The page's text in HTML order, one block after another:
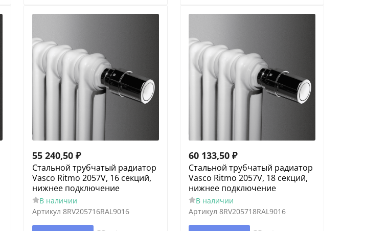
55 240,50 ₽
Cтальной трубчатый радиатор
Vasco Ritmo 2057V, 16 секций,
нижнее подключение
В наличии
Артикул 8RV205716RAL9016
60 133,50 ₽
Cтальной трубчатый радиатор
Vasco Ritmo 2057V, 18 секций,
нижнее подключение
В наличии
Артикул 8RV205718RAL9016